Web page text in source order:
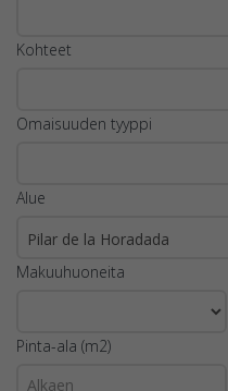
Kohteet
Omaisuuden tyyppi
Alue
Pilar de la Horadada
Makuuhuoneita
Pinta-ala (m2)